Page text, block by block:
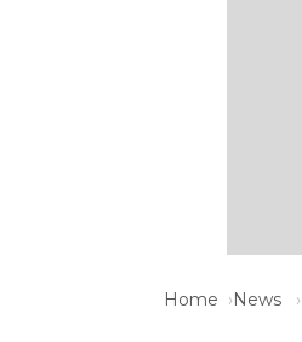
Home News